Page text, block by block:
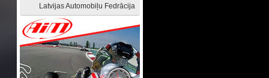
Latvijas Automobiļu Fedrācija